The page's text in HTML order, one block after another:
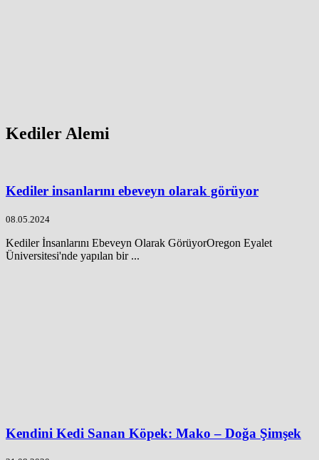
Kediler Alemi
Kediler insanlarını ebeveyn olarak görüyor
08.05.2024
Kediler İnsanlarını Ebeveyn Olarak GörüyorOregon Eyalet
Üniversitesi'nde yapılan bir ...
Kendini Kedi Sanan Köpek: Mako – Doğa Şimşek